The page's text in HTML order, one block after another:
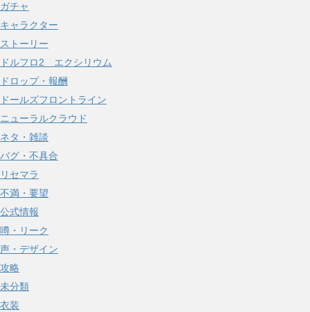
ガチャ
キャラクター
ストーリー
ドルフロ2 エクシリウム
ドロップ・報酬
ドールズフロントライン
ニューラルクラウド
ネタ・雑談
バグ・不具合
リセマラ
不満・要望
公式情報
噂・リーク
声・デザイン
攻略
未分類
衣装